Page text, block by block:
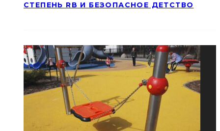
СТЕПЕНЬ RB И БЕЗОПАСНОЕ ДЕТСТВО